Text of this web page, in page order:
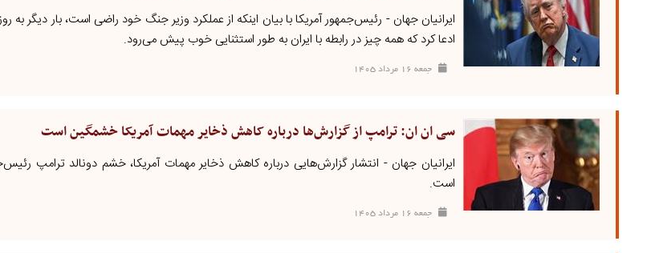
ایرانیان جهان - رئیس‌جمهور آمریکا با بیان اینکه از عملکرد وزیر جنگ خود راضی است، بار دیگر
ادعا کرد که همه چیز در رابطه با ایران به طور استثنایی خوب پیش می‌رود.
جمعه ۱۶ مرداد ۱۴۰۵
سی ان ان: ترامپ از گزارش‌ها درباره کاهش ذخایر مهمات آمریکا خشمگین است
ایرانیان جهان - انتشار گزارش‌هایی درباره کاهش ذخایر مهمات آمریکا، خشم دونالد ترامپ
است.
جمعه ۱۶ مرداد ۱۴۰۵